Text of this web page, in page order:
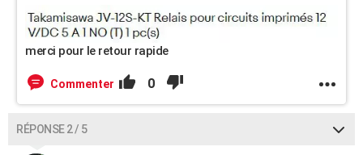
merci pour le retour rapide
Commenter 0
RÉPONSE 2 / 5